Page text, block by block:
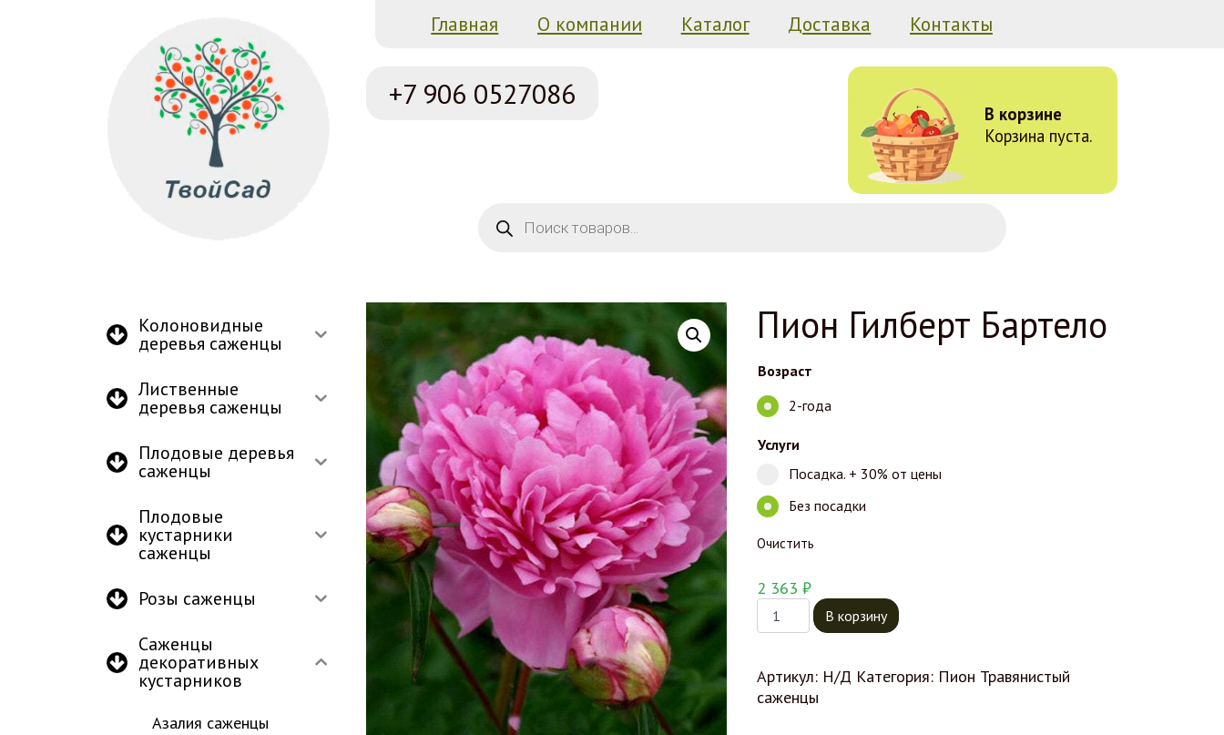
Главная О компании Каталог Доставка Контакты
+7 906 0527086
В корзине
Корзина пуста.
Колоновидные
деревья саженцы
Лиственные
деревья саженцы
Плодовые деревья
саженцы
Плодовые
кустарники
саженцы
Розы саженцы
Саженцы
декоративных
кустарников
Азалия саженцы
Пион Гилберт Бартело
Возраст
2-года
Услуги
Посадка. + 30% от цены
Без посадки
Очистить
2 363 ₽
Количество товара Пион Гилберт Бартело
В корзину
Артикул: Н/Д Категория: Пион Травянистый
саженцы